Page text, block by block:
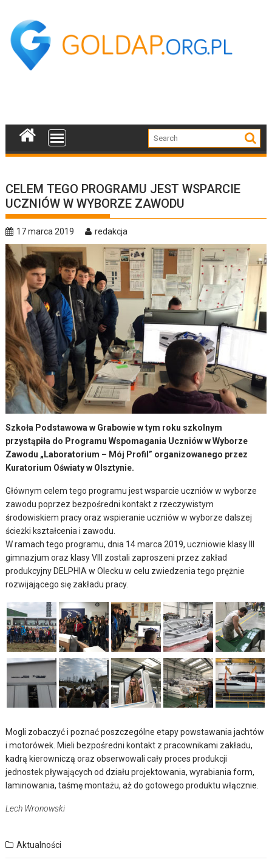
content
CELEM TEGO PROGRAMU JEST WSPARCIE
UCZNIÓW W WYBORZE ZAWODU
17 marca 2019 redakcja
Szkoła Podstawowa w Grabowie w tym roku szkolnym
przystąpiła do Programu Wspomagania Uczniów w Wyborze
Zawodu „Laboratorium – Mój Profil” organizowanego przez
Kuratorium Oświaty w Olsztynie.
Głównym celem tego programu jest wsparcie uczniów w wyborze
zawodu poprzez bezpośredni kontakt z rzeczywistym
środowiskiem pracy oraz wspieranie uczniów w wyborze dalszej
ścieżki kształcenia i zawodu.
W ramach tego programu, dnia 14 marca 2019, uczniowie klasy III
gimnazjum oraz klasy VIII zostali zaproszeni przez zakład
produkcyjny DELPHIA w Olecku w celu zwiedzenia tego prężnie
rozwijającego się zakładu pracy.
Mogli zobaczyć i poznać poszczególne etapy powstawania jachtów
i motorówek. Mieli bezpośredni kontakt z pracownikami zakładu,
kadrą kierowniczą oraz obserwowali cały proces produkcji
jednostek pływających od działu projektowania, wyrabiania form,
laminowania, taśmę montażu, aż do gotowego produktu włącznie.
Lech Wronowski
Aktualności